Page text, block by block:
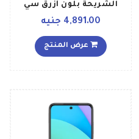
الشريحة بلون أزرق سي
وذاكرة رام سعة 4 جيجابايت
LTE إصدار عالمي
4,891.00 جنيه
عرض المنتج